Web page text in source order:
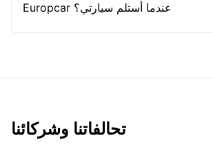
Europcar عندما أستلم سيارتي؟
تحالفاتنا وشركائنا